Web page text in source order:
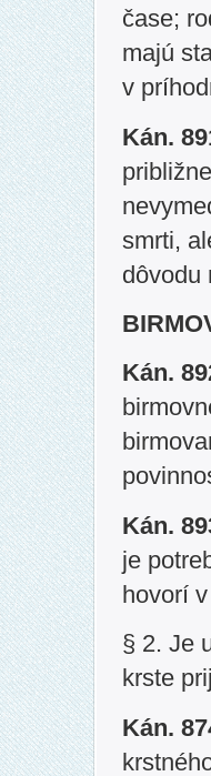
čase;
majú
v
Kán.
smrti,
dôvodu
Kán.
Kán.
je
hovorí
§ 2. Je
krste
Kán.